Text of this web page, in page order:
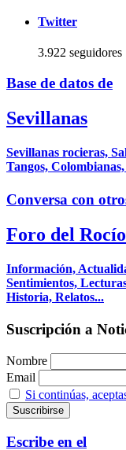
Twitter
3.922 seguidores
Base de datos de
Sevillanas
Sevillanas rocieras,
Tangos,
Conversa con
Foro del Rocío
Información,
Sentimientos,
Historia, Relatos...
Suscripción a
Nombre
Email
Si continúas,
Escribe en el